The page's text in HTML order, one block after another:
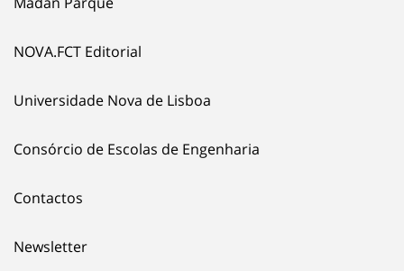
NOVA.FCT Editorial
Universidade Nova de Lisboa
Consórcio de Escolas de Engenharia
Contactos
Newsletter